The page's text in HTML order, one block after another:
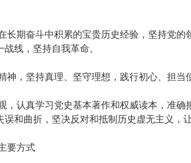
期奋斗中积累的宝贵历史经验，坚持党的
线，坚持自我革命。
，坚持真理、坚守理想，践行初心、担当
认真学习党史基本著作和权威读本，准确
和曲折，坚决反对和抵制历史虚无主义，
要方式